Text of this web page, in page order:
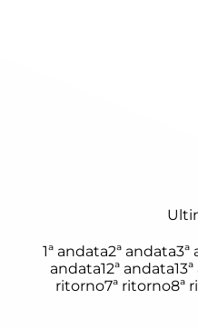
1ª andata2ª andata3ª
andata12ª andata
ritorno7ª ritorno8ª